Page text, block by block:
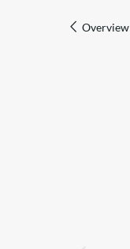
Overview